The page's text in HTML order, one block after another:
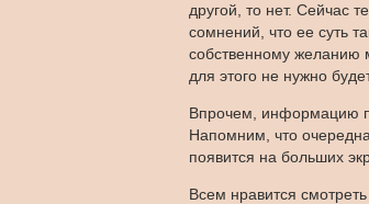
другой, то нет. Сейчас
сомнений, что ее суть
собственному желанию
для этого не нужно
Впрочем, информацию
Напомним, что
появится на больших
Всем нравится